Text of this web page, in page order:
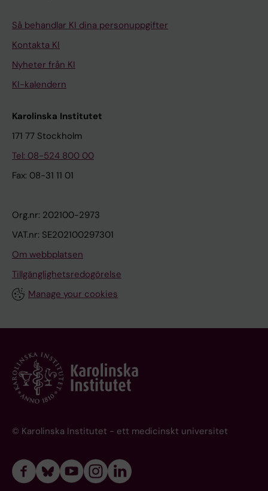
Så behandlar KI dina personuppgifter
Kontakta KI
Nyheter från KI
KI-kalendern
Karolinska Institutet
171 77 Stockholm
Tel: 08-524 800 00
Fax: 08-31 11 01
Org.nr: 202100-2973
VAT.nr: SE202100297301
Om webbplatsen
Tillgänglighetsredogörelse
Manage your cookies
© Karolinska Institutet - ett medicinskt universitet